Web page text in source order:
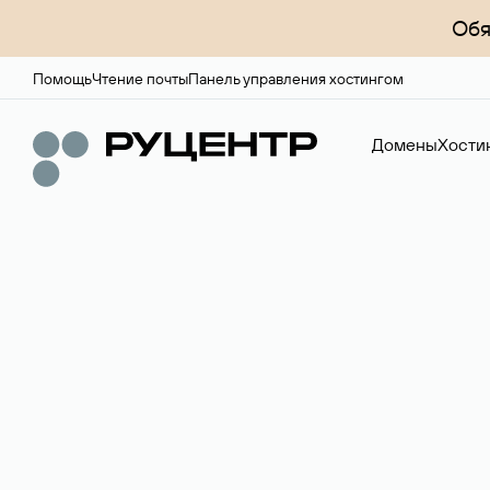
ПомощьЧтение почтыПанель управления хостингом
Домены